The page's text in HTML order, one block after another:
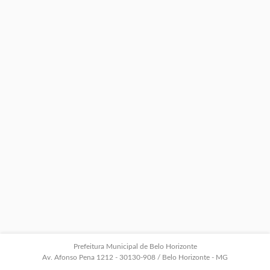
Prefeitura Municipal de Belo Horizonte
Av. Afonso Pena 1212 - 30130-908 / Belo Horizonte - MG